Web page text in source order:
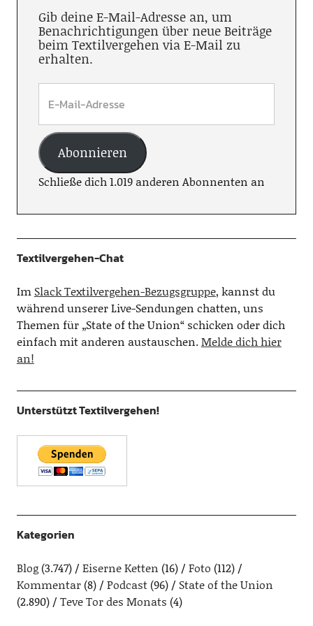
Gib deine E-Mail-Adresse an, um
Benachrichtigungen über neue Beiträge
beim Textilvergehen via E-Mail zu
erhalten.
Abonnieren
Schließe dich 1.019 anderen Abonnenten an
Textilvergehen-Chat
Im Slack Textilvergehen-Bezugsgruppe, kannst du
während unserer Live-Sendungen chatten, uns
Themen für „State of the Union“ schicken oder dich
einfach mit anderen austauschen.Melde dich hier
an!
Unterstützt Textilvergehen!
Kategorien
Blog(3.747) Eiserne Ketten (16) Foto (112)
Kommentar(8) Podcast(96)
State of the Union
(2.890)
Teve Tor des Monats (4)